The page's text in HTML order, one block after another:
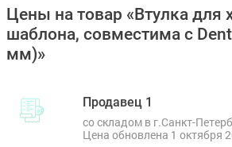
Цены на товар «Втулка для
шаблона, совместима с
мм)»
Продавец 1
со складом в г.Санкт-
Цена обновлена 1 октября